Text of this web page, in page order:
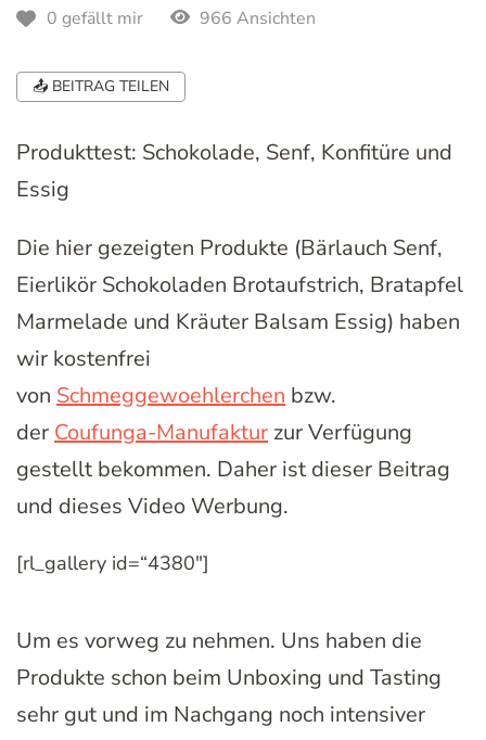
0 gefällt mir
966 Ansichten
📤 BEITRAG TEILEN
Produkttest: Schokolade, Senf, Konfitüre und
Essig
Die hier gezeigten Produkte (Bärlauch Senf,
Eierlikör Schokoladen Brotaufstrich, Bratapfel
Marmelade und Kräuter Balsam Essig) haben
wir kostenfrei
von Schmeggewoehlerchen bzw.
der Coufunga-Manufaktur zur Verfügung
gestellt bekommen. Daher ist dieser Beitrag
und dieses Video Werbung.
[rl_gallery id=“4380″]
Um es vorweg zu nehmen. Uns haben die
Produkte schon beim Unboxing und Tasting
sehr gut und im Nachgang noch intensiver